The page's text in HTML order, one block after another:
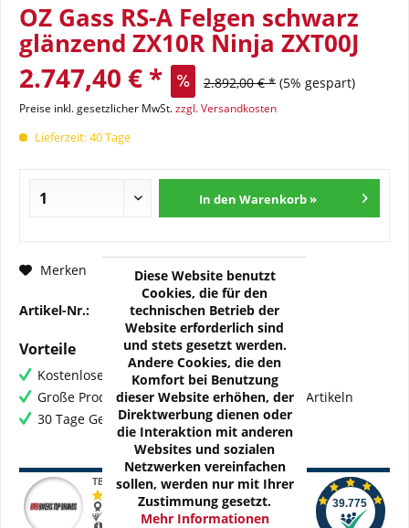
OZ Gass RS-A Felgen schwarz
glänzend ZX10R Ninja ZXT00J
2.747,40 € * 2.892,00 € * (5% gespart)
Preise inkl. gesetzlicher MwSt.zzgl. Versandkosten
Lieferzeit: 40 Tage
In den Warenkorb »
Merken Fragen zum Artikel?
Artikel-Nr.: OZ-H-KAW04-01N
Vorteile
Kostenloser Versand ab € 60,- Bestellwert
Große Produktauswahl mit mehr als 80.000 Artikeln
30 Tage Geld-Zurück-Garantie
Diese Website benutzt
Cookies, die für den
technischen Betrieb der
Website erforderlich sind
und stets gesetzt werden.
Andere Cookies, die den
Komfort bei Benutzung
dieser Website erhöhen, der
Direktwerbung dienen oder
die Interaktion mit anderen
Websites und sozialen
Netzwerken vereinfachen
sollen, werden nur mit Ihrer
Zustimmung gesetzt.
Mehr Informationen